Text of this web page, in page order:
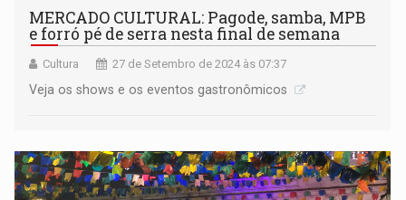
MERCADO CULTURAL: Pagode, samba, MPB
e forró pé de serra nesta final de semana
Cultura 27 de Setembro de 2024 às 07:37
Veja os shows e os eventos gastronômicos